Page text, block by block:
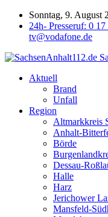
Sonntag, 9. August
24h- Presseruf: 0
tv@vodafone.de
Aktuell
Brand
Unfall
Region
Altmarkkreis
Anhalt-
Börde
Dessau-
Halle
Harz
Jerichower
Mansfeld-